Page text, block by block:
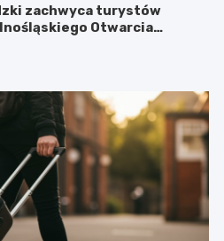
zachwyca turystów
Otwarcia